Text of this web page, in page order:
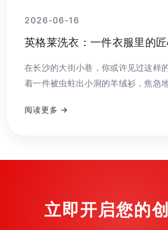
2026-06-16
英格莱洗衣：一件衣服里的
在长沙的大街小巷，你或许见过这样
着一件被虫蛀出小洞的羊绒衫，焦急
阅读更多 →
立即开启您的